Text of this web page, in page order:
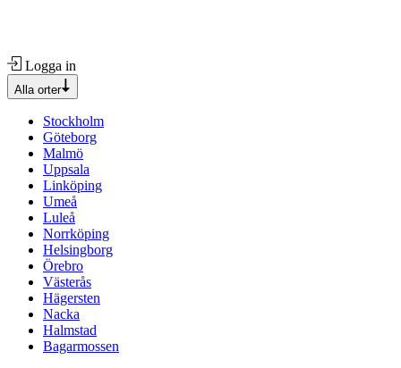
Logga in
Alla orter
Stockholm
Göteborg
Malmö
Uppsala
Linköping
Umeå
Luleå
Norrköping
Helsingborg
Örebro
Västerås
Hägersten
Nacka
Halmstad
Bagarmossen